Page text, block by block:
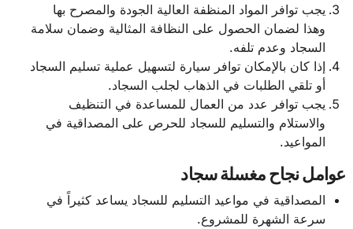
يجب توافر المواد المنظفة العالية الجودة والمصرح بها
وهذا لضمان الحصول على النظافة المثالية وضمان سلامة
السجاد وعدم تلفه.
إذا كان بالإمكان توافر سيارة لتسهيل عملية تسليم السجاد
أو تلقي الطلبات في الذهاب لجلب السجاد.
يجب توافر عدد من العمال للمساعدة في التنظيف
والاستلام والتسليم للسجاد للحرص على المصداقية في
المواعيد.
عوامل نجاح مغسلة سجاد
المصداقية في مواعيد التسليم للسجاد يساعد كثيراً في
سرعة الشهرة للمشروع.